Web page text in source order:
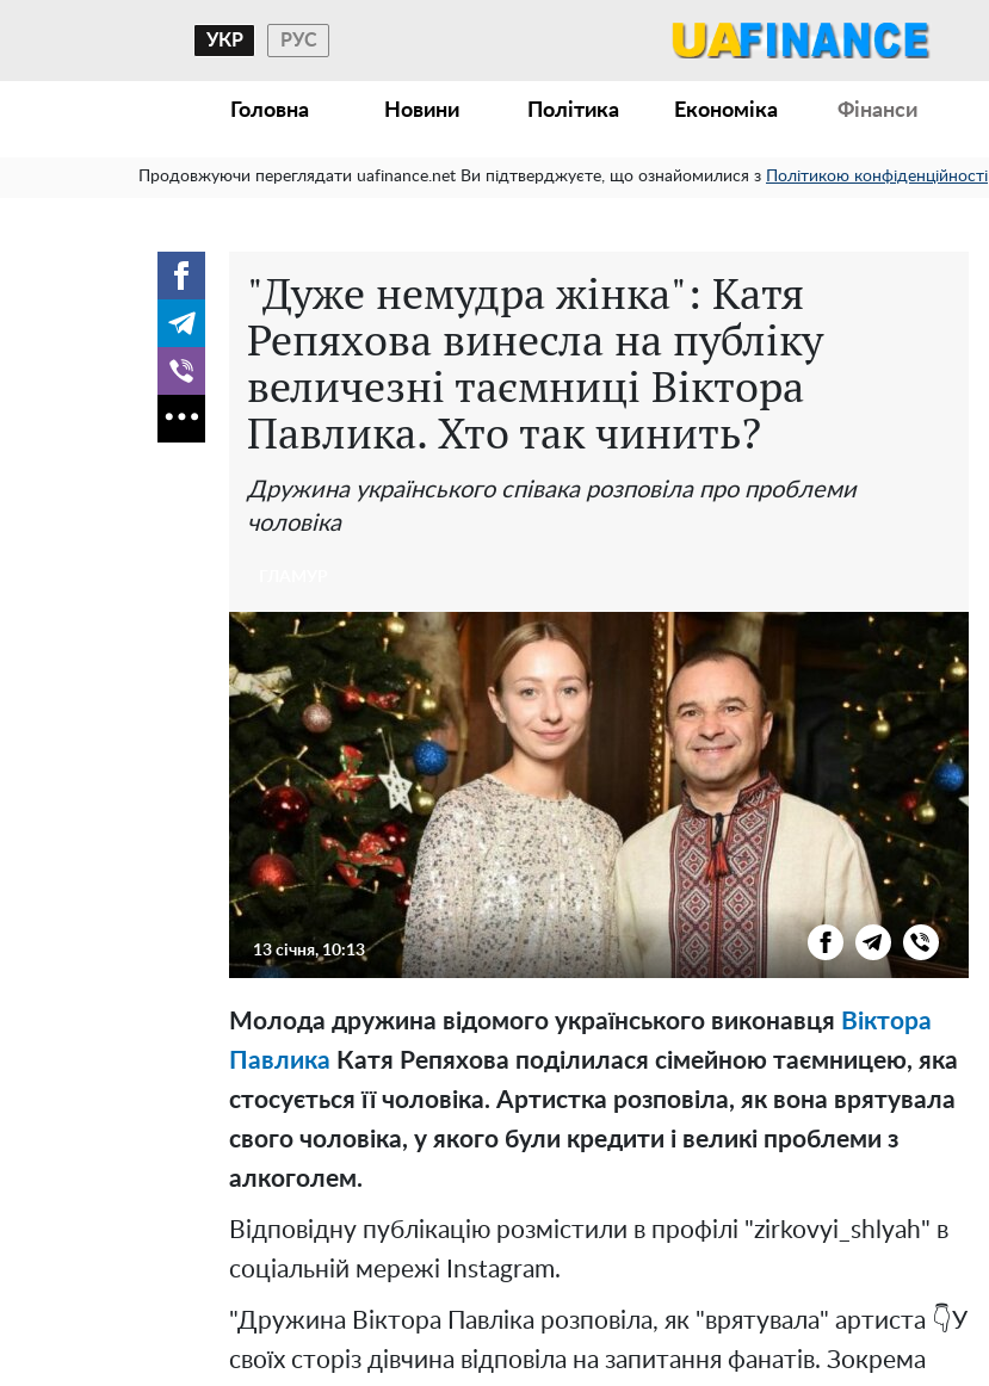
УКР РУС
Головна Новини Політика Економіка Фінанси
Продовжуючи переглядати uafinance.net Ви підтверджуєте, що ознайомилися з Політикою конфіденційності
"Дуже немудра жінка": Катя
Репяхова винесла на публіку
величезні таємниці Віктора
Павлика. Хто так чинить?
Дружина українського співака розповіла про проблеми
чоловіка
13 січня, 10:13
Молода дружина відомого українського виконавця Віктора
Павлика Катя Репяхова поділилася сімейною таємницею, яка
стосується її чоловіка. Артистка розповіла, як вона врятувала
свого чоловіка, у якого були кредити і великі проблеми з
алкоголем.
Відповідну публікацію розмістили в профілі "zirkovyi_shlyah" в
соціальній мережі Instagram.
"Дружина Віктора Павліка розповіла, як "врятувала" артиста 👇У
своїх сторіз дівчина відповіла на запитання фанатів. Зокрема